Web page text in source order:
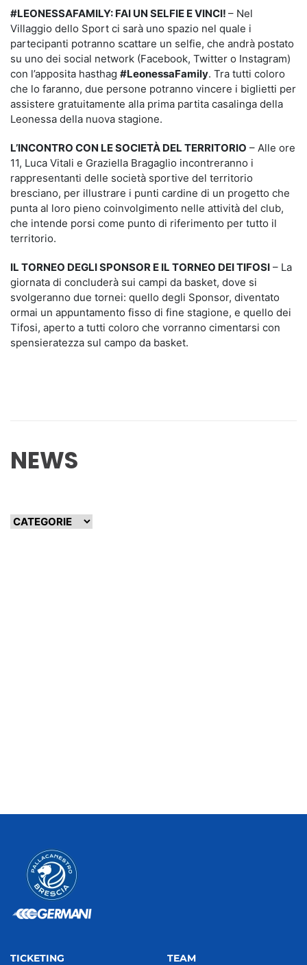
#LEONESSAFAMILY: FAI UN SELFIE E VINCI! – Nel
Villaggio dello Sport ci sarà uno spazio nel quale i
partecipanti potranno scattare un selfie, che andrà postato
su uno dei social network (Facebook, Twitter o Instagram)
con l’apposita hasthag #LeonessaFamily. Tra tutti coloro
che lo faranno, due persone potranno vincere i biglietti per
assistere gratuitamente alla prima partita casalinga della
Leonessa della nuova stagione.
L’INCONTRO CON LE SOCIETÀ DEL TERRITORIO – Alle ore
11, Luca Vitali e Graziella Bragaglio incontreranno i
rappresentanti delle società sportive del territorio
bresciano, per illustrare i punti cardine di un progetto che
punta al loro pieno coinvolgimento nelle attività del club,
che intende porsi come punto di riferimento per tutto il
territorio.
IL TORNEO DEGLI SPONSOR E IL TORNEO DEI TIFOSI – La
giornata di concluderà sui campi da basket, dove si
svolgeranno due tornei: quello degli Sponsor, diventato
ormai un appuntamento fisso di fine stagione, e quello dei
Tifosi, aperto a tutti coloro che vorranno cimentarsi con
spensieratezza sul campo da basket.
NEWS
TICKETING TEAM